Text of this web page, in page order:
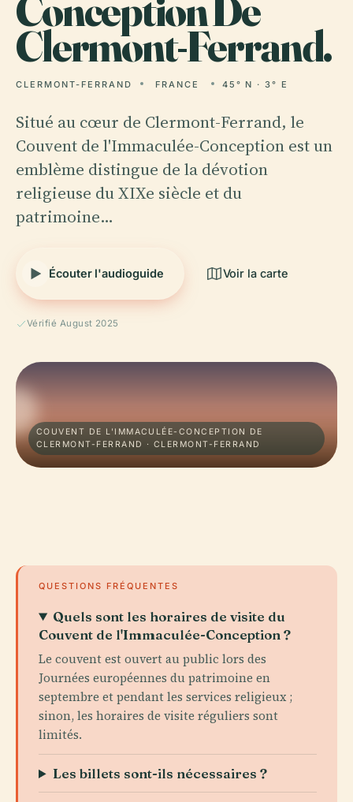
Conception De
Clermont-Ferrand.
CLERMONT-FERRAND FRANCE 45° N · 3° E
Situé au cœur de Clermont-Ferrand, le
Couvent de l'Immaculée-Conception est un
emblème distingue de la dévotion
religieuse du XIXe siècle et du
patrimoine…
Écouter l'audioguide Voir la carte
Vérifié August 2025
COUVENT DE L'IMMACULÉE-CONCEPTION DE
CLERMONT-FERRAND · CLERMONT-FERRAND
QUESTIONS FRÉQUENTES
Quels sont les horaires de visite du
Couvent de l'Immaculée-Conception ?
Le couvent est ouvert au public lors des
Journées européennes du patrimoine en
septembre et pendant les services religieux ;
sinon, les horaires de visite réguliers sont
limités.
Les billets sont-ils nécessaires ?